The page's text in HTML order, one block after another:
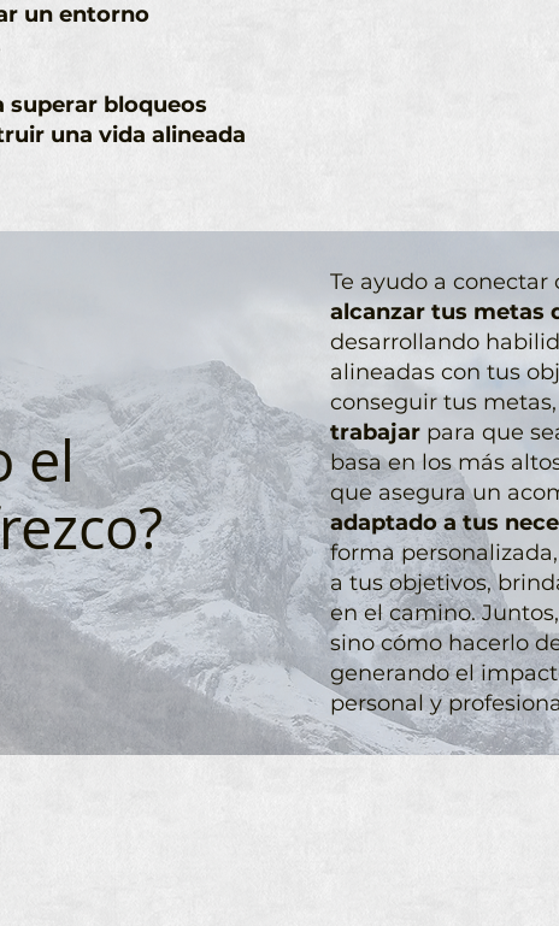
un entorno
superar bloqueos
una vida alineada
el
Te ayudo a
alcanzar tus metas
desarrollando
alineadas con tus
conseguir tus
trabajar para que
basa en los más
que asegura un
adaptado a tus
forma
a tus objetivos,
en el camino.
sino cómo hacerlo
generando el
personal y